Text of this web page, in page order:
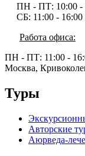
ПН - ПТ: 10:00 -
СБ: 11:00 - 16:00
Работа офиса:
ПН - ПТ: 11:00 -
Москва,
Туры
Авторские
Аюрведа-